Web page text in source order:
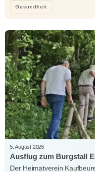
Gesundheit
5. August 2026
Ausflug zum Burgstall
Der Heimatverein